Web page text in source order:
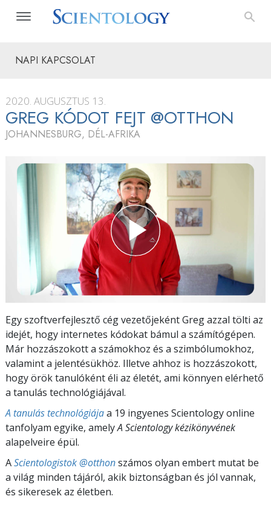
NAPI KAPCSOLAT
2020. AUGUSZTUS 13.
GREG KÓDOT FEJT @OTTHON
JOHANNESBURG, DÉL-AFRIKA
Egy szoftverfejlesztő cég vezetőjeként Greg azzal tölti az
idejét, hogy internetes kódokat bámul a számítógépen.
Már hozzászokott a számokhoz és a szimbólumokhoz,
valamint a jelentésükhöz. Illetve ahhoz is hozzászokott,
hogy örök tanulóként éli az életét, ami könnyen elérhető
a tanulás technológiájával.
A tanulás technológiájaa 19 ingyenes Scientology online
tanfolyam egyike, amelyA Scientology kézikönyvének
alapelveire épül.
AScientologistok @otthonszámos olyan embert mutat be
a világ minden tájáról, akik biztonságban és jól vannak,
és sikeresek az életben.